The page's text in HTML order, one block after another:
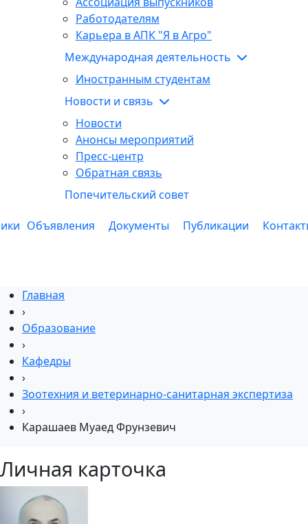
Работодателям
Карьера в АПК "Я в Агро"
Международная деятельность
Иностранным студентам
Новости и связь
Новости
Анонсы мероприятий
Пресс-центр
Обратная связь
Попечительский совет
Объявления Документы Публикации
Главная
›
Образование
›
Кафедры
›
Зоотехния и ветеринарно-санитарная экспертиза
›
Карашаев Муаед Фрунзевич
Личная карточка